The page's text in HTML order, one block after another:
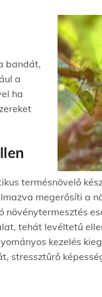
bandát,
a
ha
termésnövelő
megerősíti a
növénytermesztés
, tehát levéltetű
kezelés
stressztűrő ké